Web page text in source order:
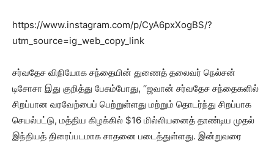
https://www.instagram.com/p/CyA6pxXogBS/?
utm_source=ig_web_copy_link
சர்வதேச விநியோக சந்தையின் துணைத் தலைவர் நெல்சன்
டிசோசா இது குறித்து பேசும்போது, ‘‘ஜவான் சர்வதேச சந்தைகளில்
சிறப்பான வரவேற்பைப் பெற்றுள்ளது மற்றும் தொடர்ந்து சிறப்பாக
செயல்பட்டு, மத்திய கிழக்கில் $16 மில்லியனைத் தாண்டிய முதல்
இந்தியத் திரைப்படமாக சாதனை படைத்துள்ளது. இன்றுவரை